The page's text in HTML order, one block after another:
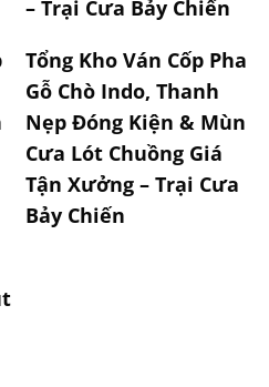
– Trại Cưa Bảy Chiến
Tổng Kho Ván Cốp Pha
Gỗ Chò Indo, Thanh
Nẹp Đóng Kiện & Mùn
Cưa Lót Chuồng Giá
Tận Xưởng – Trại Cưa
Bảy Chiến